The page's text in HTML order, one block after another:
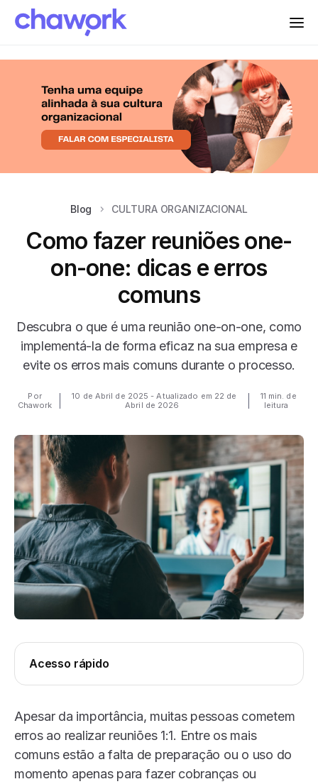
Blog CULTURA ORGANIZACIONAL
Como fazer reuniões one-
on-one: dicas e erros
comuns
Descubra o que é uma reunião one-on-one, como
implementá-la de forma eficaz na sua empresa e
evite os erros mais comuns durante o processo.
Por
Chawork
10 de Abril de 2025 - Atualizado em 22 de
Abril de 2026
11 min. de
leitura
Acesso rápido
Apesar da importância, muitas pessoas cometem
erros ao realizar reuniões 1:1. Entre os mais
comuns estão a falta de preparação ou o uso do
momento apenas para fazer cobranças ou